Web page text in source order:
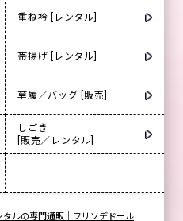
重ね衿 [レンタル]
帯揚げ [レンタル]
草履／バッグ [販売]
しごき
[販売／レンタル]
ルの専門通販｜フリソデドール